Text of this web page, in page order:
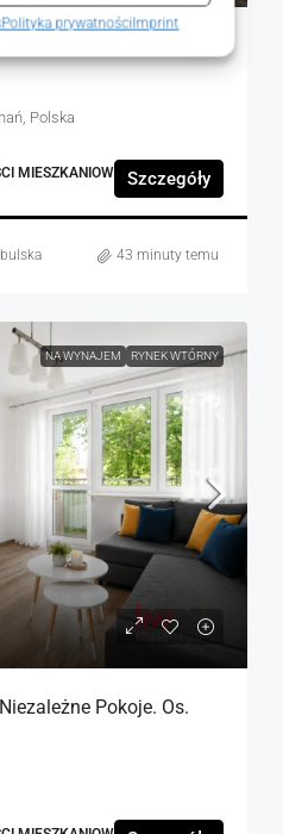
Polityka prywatnościImprint
Polska
MIESZKANIOWE Szczegóły
43 minuty temu
NA WYNAJEM RYNEK WTÓRNY
Pokoje. Os.